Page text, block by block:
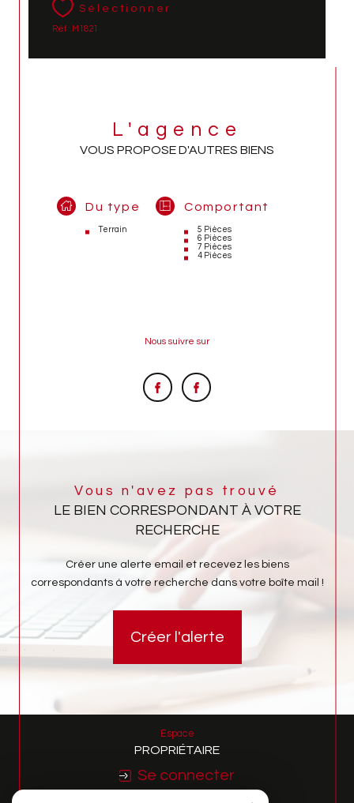
Sélectionner
Réf : M1821
L'agence
VOUS PROPOSE D'AUTRES BIENS
Du type
Terrain
Comportant
5 Pièces
6 Pièces
7 Pièces
4 Pièces
Nous suivre sur
Vous n'avez pas trouvé
LE BIEN CORRESPONDANT À VOTRE
RECHERCHE
Créer une alerte email et recevez les biens
correspondants à votre recherche dans votre boîte mail !
Créer l'alerte
Espace
PROPRIÉTAIRE
Se connecter